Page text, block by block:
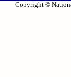
Copyright ©